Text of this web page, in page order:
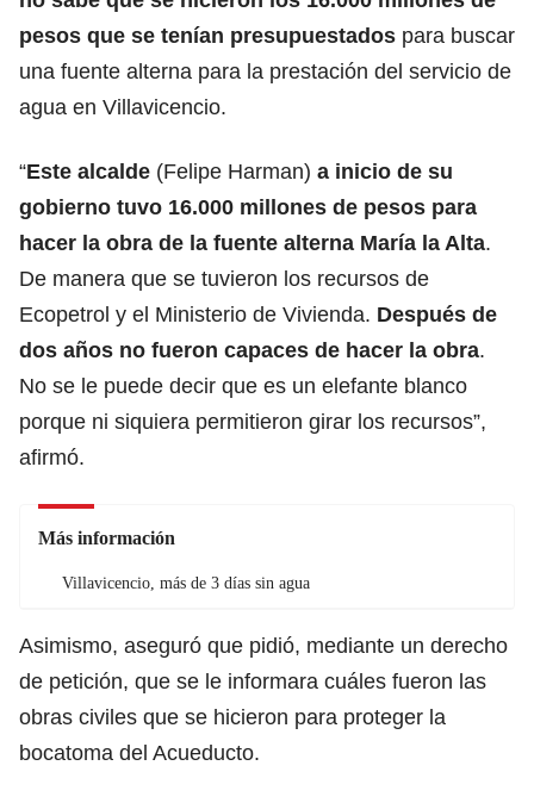
pesos que se tenían presupuestados para buscar
una fuente alterna para la prestación del servicio de
agua en Villavicencio.
“Este alcalde (Felipe Harman) a inicio de su
gobierno tuvo 16.000 millones de pesos para
hacer la obra de la fuente alterna María la Alta.
De manera que se tuvieron los recursos de
Ecopetrol y el Ministerio de Vivienda. Después de
dos años no fueron capaces de hacer la obra.
No se le puede decir que es un elefante blanco
porque ni siquiera permitieron girar los recursos”,
afirmó.
Más información
Villavicencio, más de 3 días sin agua
Asimismo, aseguró que pidió, mediante un derecho
de petición, que se le informara cuáles fueron las
obras civiles que se hicieron para proteger la
bocatoma del Acueducto.